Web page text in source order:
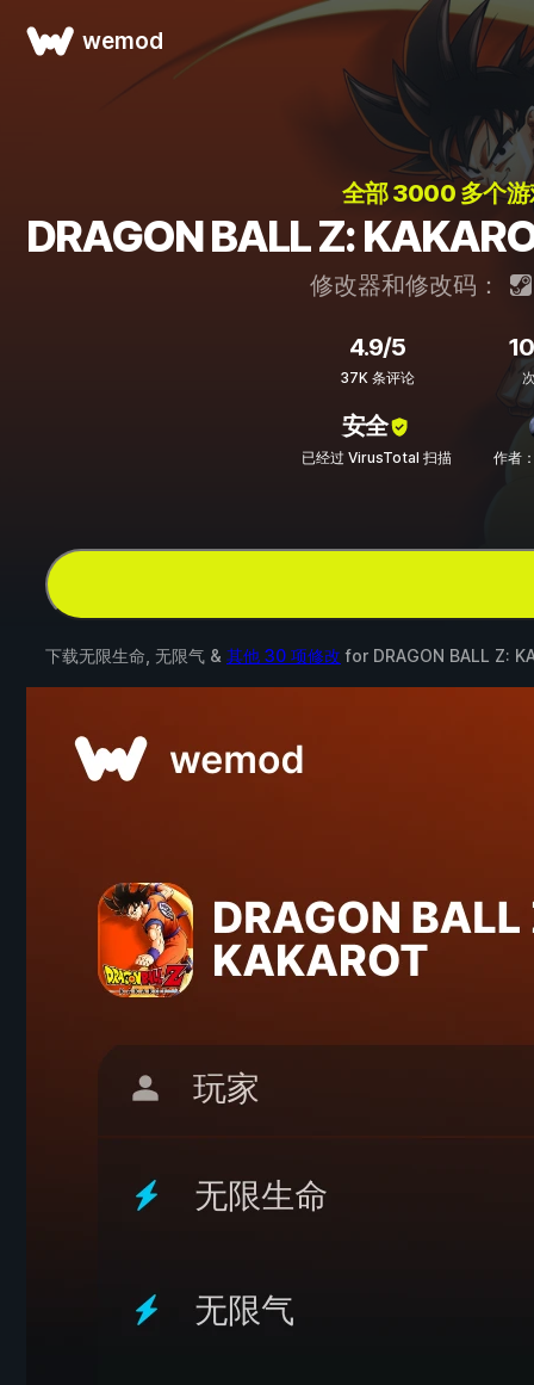
wemod
全部 3000 多个
DRAGON BALL Z:
修改器和修改码：
4.9/5
37K 条评论
安全
已经过 VirusTotal 扫描 作者
下载无限生命, 无限气 & 其他 30 项修改 for DRAGON BALL Z: